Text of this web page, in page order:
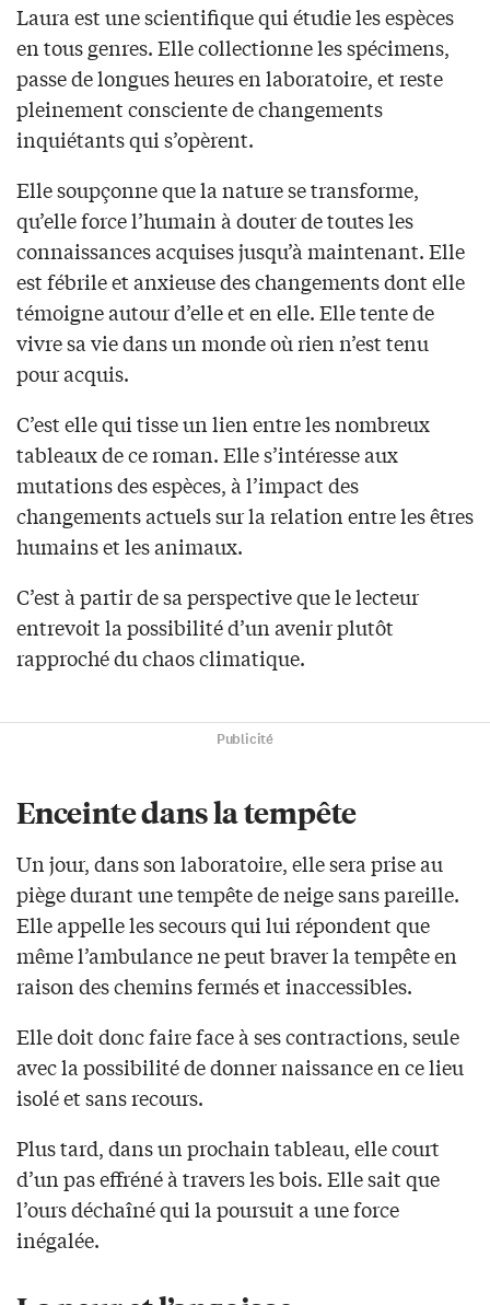
Laura est une scientifique qui étudie les espèces
en tous genres. Elle collectionne les spécimens,
passe de longues heures en laboratoire, et reste
pleinement consciente de changements
inquiétants qui s’opèrent.
Elle soupçonne que la nature se transforme,
qu’elle force l’humain à douter de toutes les
connaissances acquises jusqu’à maintenant. Elle
est fébrile et anxieuse des changements dont elle
témoigne autour d’elle et en elle. Elle tente de
vivre sa vie dans un monde où rien n’est tenu
pour acquis.
C’est elle qui tisse un lien entre les nombreux
tableaux de ce roman. Elle s’intéresse aux
mutations des espèces, à l’impact des
changements actuels sur la relation entre les êtres
humains et les animaux.
C’est à partir de sa perspective que le lecteur
entrevoit la possibilité d’un avenir plutôt
rapproché du chaos climatique.
Publicité
Enceinte dans la tempête
Un jour, dans son laboratoire, elle sera prise au
piège durant une tempête de neige sans pareille.
Elle appelle les secours qui lui répondent que
même l’ambulance ne peut braver la tempête en
raison des chemins fermés et inaccessibles.
Elle doit donc faire face à ses contractions, seule
avec la possibilité de donner naissance en ce lieu
isolé et sans recours.
Plus tard, dans un prochain tableau, elle court
d’un pas effréné à travers les bois. Elle sait que
l’ours déchaîné qui la poursuit a une force
inégalée.